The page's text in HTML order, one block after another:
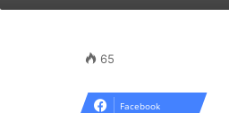
65
Facebook